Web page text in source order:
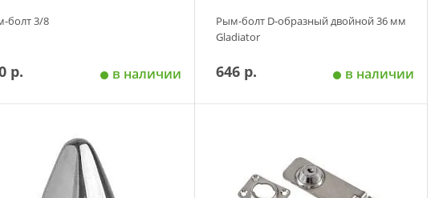
болт 3/8
р. в наличии
Рым-болт D-образный двойной 36 мм
Gladiator
646 р. в наличии